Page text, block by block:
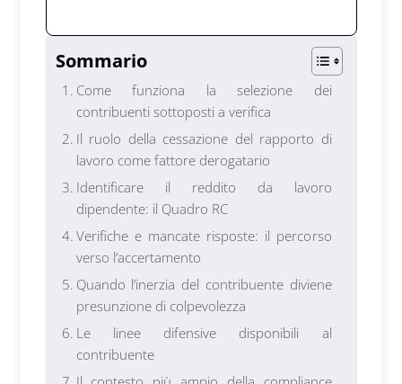
Sommario
Come funziona la selezione dei
contribuenti sottoposti a verifica
Il ruolo della cessazione del rapporto di
lavoro come fattore derogatario
Identificare il reddito da lavoro
dipendente: il Quadro RC
Verifiche e mancate risposte: il percorso
verso l’accertamento
Quando l’inerzia del contribuente diviene
presunzione di colpevolezza
Le linee difensive disponibili al
contribuente